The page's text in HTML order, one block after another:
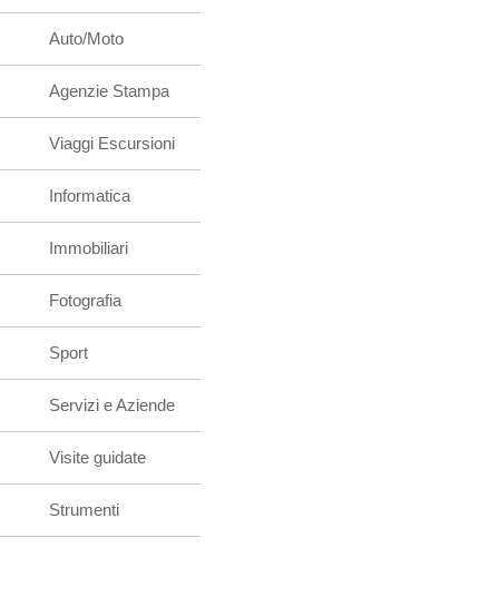
Auto/Moto
Agenzie Stampa
Viaggi Escursioni
Informatica
Immobiliari
Fotografia
Sport
Servizi e Aziende
Visite guidate
Strumenti